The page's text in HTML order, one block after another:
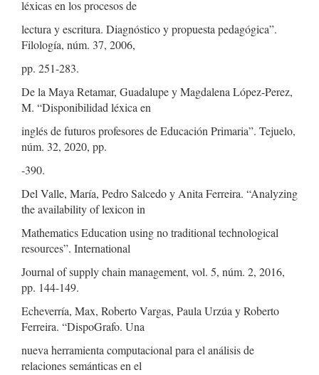
léxicas en los procesos de
lectura y escritura. Diagnóstico y propuesta pedagógica”.
Filología, núm. 37, 2006,
pp. 251-283.
De la Maya Retamar, Guadalupe y Magdalena López-Perez,
M. “Disponibilidad léxica en
inglés de futuros profesores de Educación Primaria”. Tejuelo,
núm. 32, 2020, pp.
-390.
Del Valle, María, Pedro Salcedo y Anita Ferreira. “Analyzing
the availability of lexicon in
Mathematics Education using no traditional technological
resources”. International
Journal of supply chain management, vol. 5, núm. 2, 2016,
pp. 144-149.
Echeverría, Max, Roberto Vargas, Paula Urzúa y Roberto
Ferreira. “DispoGrafo. Una
nueva herramienta computacional para el análisis de
relaciones semánticas en el